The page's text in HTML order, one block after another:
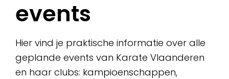
events
Hier vind je praktische informatie over alle
geplande events van Karate Vlaanderen
en haar clubs: kampioenschappen,